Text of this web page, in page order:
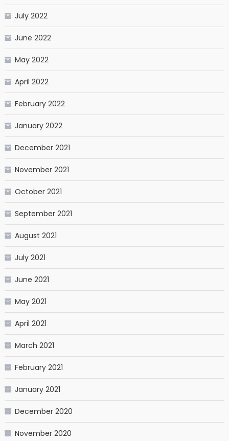
July 2022
June 2022
May 2022
April 2022
February 2022
January 2022
December 2021
November 2021
October 2021
September 2021
August 2021
July 2021
June 2021
May 2021
April 2021
March 2021
February 2021
January 2021
December 2020
November 2020